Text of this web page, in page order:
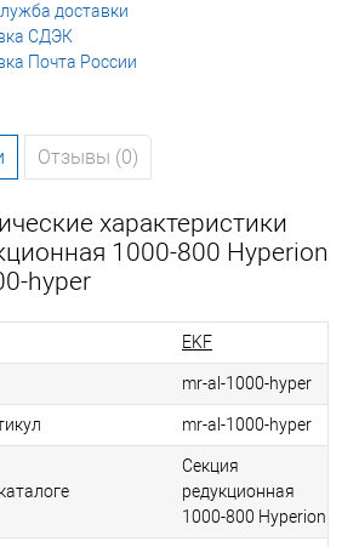
доставки
СДЭК
Почта России
Отзывы (0)
характеристики
1000-800 Hyperion
hyper
EKF
mr-al-1000-hyper
mr-al-1000-hyper
Секция
редукционная
1000-800 Hyperion